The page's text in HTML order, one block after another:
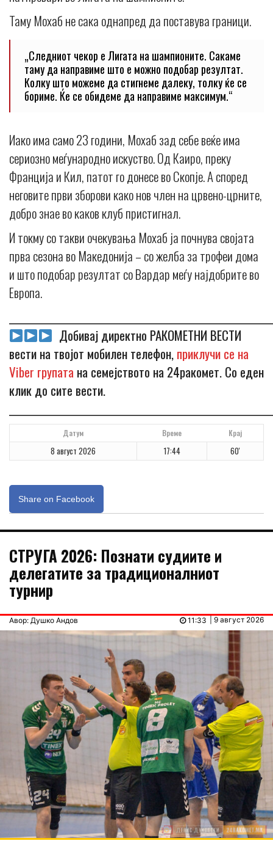
Таму Мохаб не сака однапред да поставува граници.
„Следниот чекор е Лигата на шампионите. Сакаме
таму да направиме што е можно подобар резултат.
Колку што можеме да стигнеме далеку, толку ќе се
бориме. Ќе се обидеме да направиме максимум.“
Иако има само 23 години, Мохаб зад себе веќе има
сериозно меѓународно искуство. Од Каиро, преку
Франција и Кил, патот го донесе во Скопје. А според
неговите први зборови како нов член на црвено-црните,
добро знае во каков клуб пристигнал.
И токму со такви очекувања Мохаб ја почнува својата
прва сезона во Македонија – со желба за трофеи дома
и што подобар резултат со Вардар меѓу најдобрите во
Европа.
Добивај директно РАКОМЕТНИ ВЕСТИ
вести на твојот мобилен телефон,приклучи се на
Viber групата на семејството на 24ракомет. Со еден
клик до сите вести.
Датум Време Крај
8 август 2026 17:44 60'
Share on Facebook
СТРУГА 2026: Познати судиите и
делегатите за традиционалниот
турнир
Авор: Душко Андов | 9 август 2026
11:33